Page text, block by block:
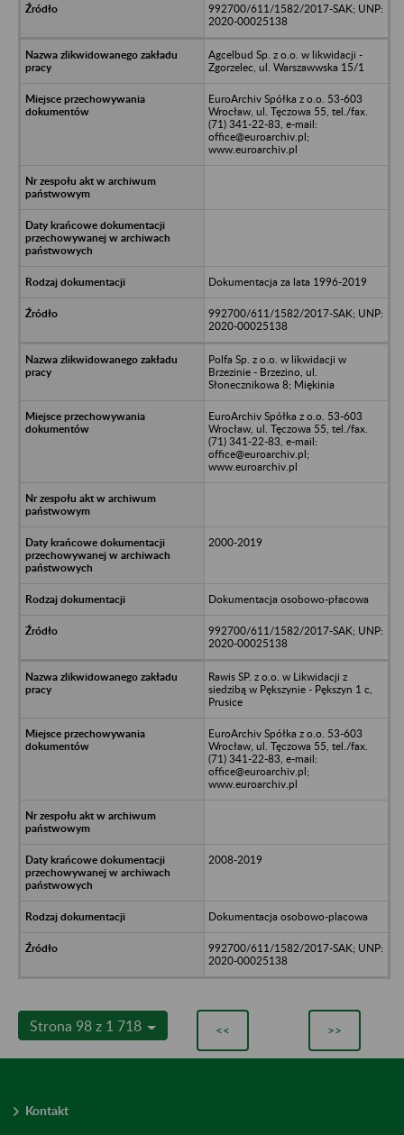
992700/611/1582/2017-SAK; UNP:
2020-00025138
Agcelbud Sp. z o.o. w likwidacji -
Zgorzelec, ul. Warszawwska 15/1
EuroArchiv Spółka z o.o. 53-603
Wrocław, ul. Tęczowa 55, tel./fax.
(71) 341-22-83, e-mail:
office@euroarchiv.pl;
www.euroarchiv.pl
Dokumentacja za lata 1996-2019
992700/611/1582/2017-SAK; UNP:
2020-00025138
Polfa Sp. z o.o. w likwidacji w
Brzezinie - Brzezino, ul.
Słonecznikowa 8; Miękinia
EuroArchiv Spółka z o.o. 53-603
Wrocław, ul. Tęczowa 55, tel./fax.
(71) 341-22-83, e-mail:
office@euroarchiv.pl;
www.euroarchiv.pl
2000-2019
Dokumentacja osobowo-płacowa
992700/611/1582/2017-SAK; UNP:
2020-00025138
Rawis SP. z o.o. w Likwidacji z
siedzibą w Pększynie - Pększyn 1 c,
Prusice
EuroArchiv Spółka z o.o. 53-603
Wrocław, ul. Tęczowa 55, tel./fax.
(71) 341-22-83, e-mail:
office@euroarchiv.pl;
www.euroarchiv.pl
2008-2019
Dokumentacja osobowo-placowa
992700/611/1582/2017-SAK; UNP:
2020-00025138
Strona 98 z 1 718 << >>
Kontakt